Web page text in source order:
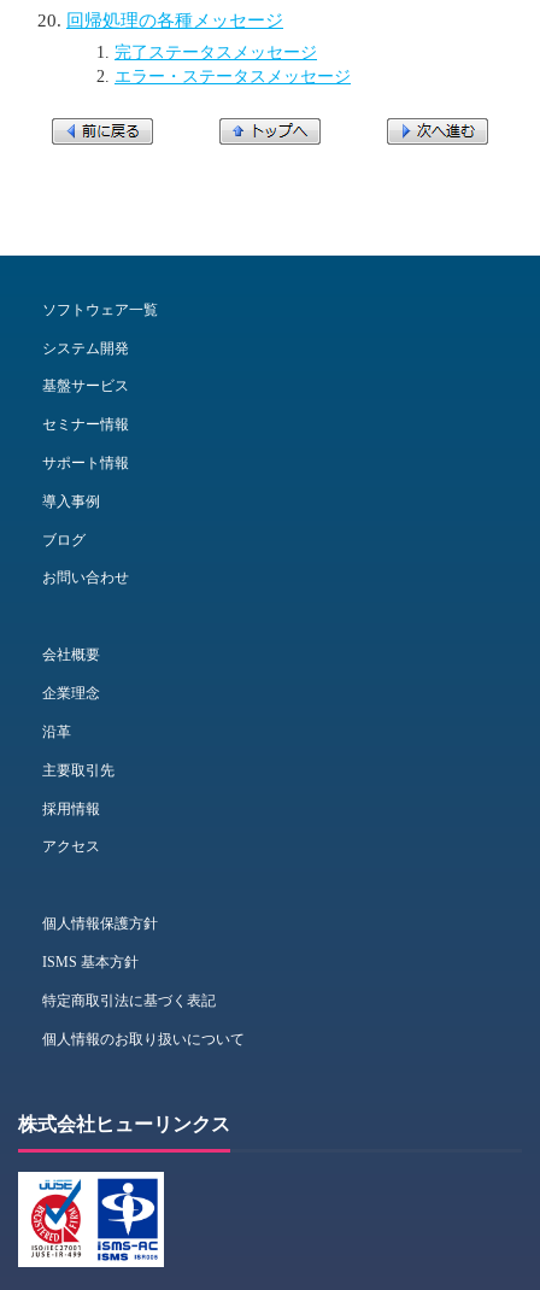
回帰処理の各種メッセージ
完了ステータスメッセージ
エラー・ステータスメッセージ
ソフトウェア一覧
システム開発
基盤サービス
セミナー情報
サポート情報
導入事例
ブログ
お問い合わせ
会社概要
企業理念
沿革
主要取引先
採用情報
アクセス
個人情報保護方針
ISMS 基本方針
特定商取引法に基づく表記
個人情報のお取り扱いについて
株式会社ヒューリンクス